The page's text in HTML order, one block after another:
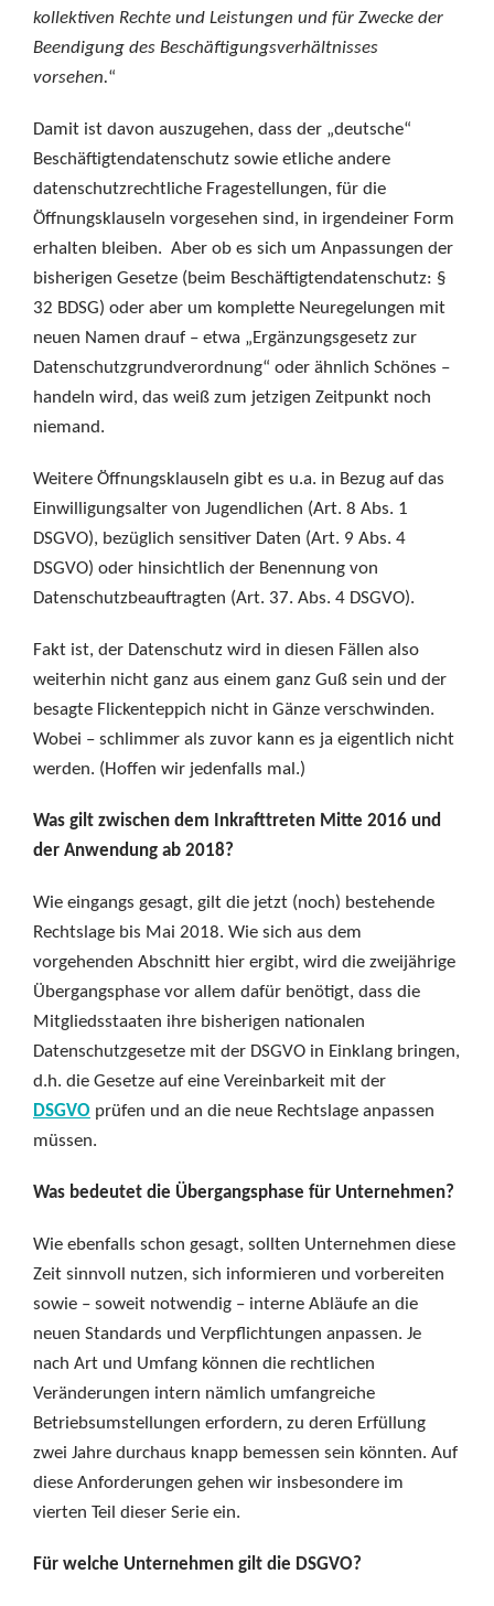
kollektiven Rechte und Leistungen und für Zwecke der
Beendigung des Beschäftigungsverhältnisses
vorsehen.“
Damit ist davon auszugehen, dass der „deutsche“
Beschäftigtendatenschutz sowie etliche andere
datenschutzrechtliche Fragestellungen, für die
Öffnungsklauseln vorgesehen sind, in irgendeiner Form
erhalten bleiben. Aber ob es sich um Anpassungen der
bisherigen Gesetze (beim Beschäftigtendatenschutz: §
32 BDSG) oder aber um komplette Neuregelungen mit
neuen Namen drauf – etwa „Ergänzungsgesetz zur
Datenschutzgrundverordnung“ oder ähnlich Schönes –
handeln wird, das weiß zum jetzigen Zeitpunkt noch
niemand.
Weitere Öffnungsklauseln gibt es u.a. in Bezug auf das
Einwilligungsalter von Jugendlichen (Art. 8 Abs. 1
DSGVO), bezüglich sensitiver Daten (Art. 9 Abs. 4
DSGVO) oder hinsichtlich der Benennung von
Datenschutzbeauftragten (Art. 37. Abs. 4 DSGVO).
Fakt ist, der Datenschutz wird in diesen Fällen also
weiterhin nicht ganz aus einem ganz Guß sein und der
besagte Flickenteppich nicht in Gänze verschwinden.
Wobei – schlimmer als zuvor kann es ja eigentlich nicht
werden. (Hoffen wir jedenfalls mal.)
Was gilt zwischen dem Inkrafttreten Mitte 2016 und
der Anwendung ab 2018?
Wie eingangs gesagt, gilt die jetzt (noch) bestehende
Rechtslage bis Mai 2018. Wie sich aus dem
vorgehenden Abschnitt hier ergibt, wird die zweijährige
Übergangsphase vor allem dafür benötigt, dass die
Mitgliedsstaaten ihre bisherigen nationalen
Datenschutzgesetze mit der DSGVO in Einklang bringen,
d.h. die Gesetze auf eine Vereinbarkeit mit der
DSGVO prüfen und an die neue Rechtslage anpassen
müssen.
Was bedeutet die Übergangsphase für Unternehmen?
Wie ebenfalls schon gesagt, sollten Unternehmen diese
Zeit sinnvoll nutzen, sich informieren und vorbereiten
sowie – soweit notwendig – interne Abläufe an die
neuen Standards und Verpflichtungen anpassen. Je
nach Art und Umfang können die rechtlichen
Veränderungen intern nämlich umfangreiche
Betriebsumstellungen erfordern, zu deren Erfüllung
zwei Jahre durchaus knapp bemessen sein könnten. Auf
diese Anforderungen gehen wir insbesondere im
vierten Teil dieser Serie ein.
Für welche Unternehmen gilt die DSGVO?